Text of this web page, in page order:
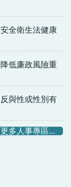
全衛生法健康
低廉政風險重
與性或性別有
更多人事專區...